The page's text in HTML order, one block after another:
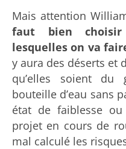
Mais attention
faut bien choisir
lesquelles on va
y aura des déserts et
qu’elles soient
bouteille d’eau sans
état de faiblesse ou
projet en cours de
mal calculé les